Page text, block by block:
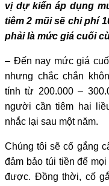
vị dự kiến áp dụng
tiêm 2 mũi sẽ chi phí
phải là mức giá cuối
– Đến nay mức giá
nhưng chắc chắn
tính từ 200.000 –
người cần tiêm hai
nhắc lại sau một năm.
Chúng tôi sẽ cố gắng
đảm bảo túi tiền để
được. Đồng thời, cố